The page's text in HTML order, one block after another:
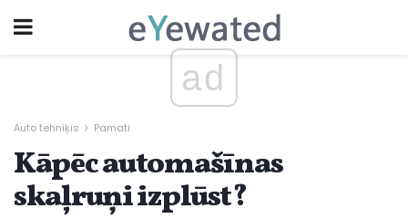
ad
Auto tehniķis Pamati
Kāpēc automašīnas
skaļruņi izplūst?